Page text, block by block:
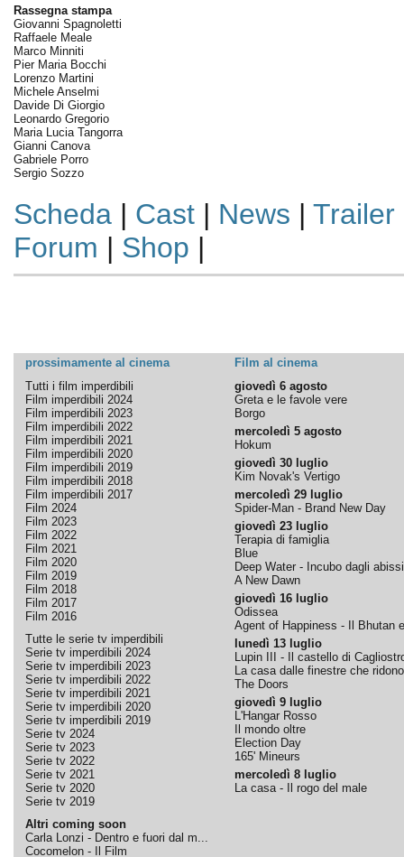
Rassegna stampa
Giovanni Spagnoletti
Raffaele Meale
Marco Minniti
Pier Maria Bocchi
Lorenzo Martini
Michele Anselmi
Davide Di Giorgio
Leonardo Gregorio
Maria Lucia Tangorra
Gianni Canova
Gabriele Porro
Sergio Sozzo
Scheda| Cast| News | Trailer
Forum | Shop |
prossimamente al cinema
Film al cinema
Tutti i film imperdibili
Film imperdibili 2024
Film imperdibili 2023
Film imperdibili 2022
Film imperdibili 2021
Film imperdibili 2020
Film imperdibili 2019
Film imperdibili 2018
Film imperdibili 2017
Film 2024
Film 2023
Film 2022
Film 2021
Film 2020
Film 2019
Film 2018
Film 2017
Film 2016
Tutte le serie tv imperdibili
Serie tv imperdibili 2024
Serie tv imperdibili 2023
Serie tv imperdibili 2022
Serie tv imperdibili 2021
Serie tv imperdibili 2020
Serie tv imperdibili 2019
Serie tv 2024
Serie tv 2023
Serie tv 2022
Serie tv 2021
Serie tv 2020
Serie tv 2019
Altri coming soon
Carla Lonzi - Dentro e fuori dal m...
Cocomelon - Il Film
giovedì 6 agosto
Greta e le favole vere
Borgo
mercoledì 5 agosto
Hokum
giovedì 30 luglio
Kim Novak's Vertigo
mercoledì 29 luglio
Spider-Man - Brand New Day
giovedì 23 luglio
Terapia di famiglia
Blue
Deep Water - Incubo dagli abissi
A New Dawn
giovedì 16 luglio
Odissea
Agent of Happiness - Il Bhutan
lunedì 13 luglio
Lupin III - Il castello di
La casa dalle finestre che ridono
The Doors
giovedì 9 luglio
L'Hangar Rosso
Il mondo oltre
Election Day
165' Mineurs
mercoledì 8 luglio
La casa - Il rogo del male